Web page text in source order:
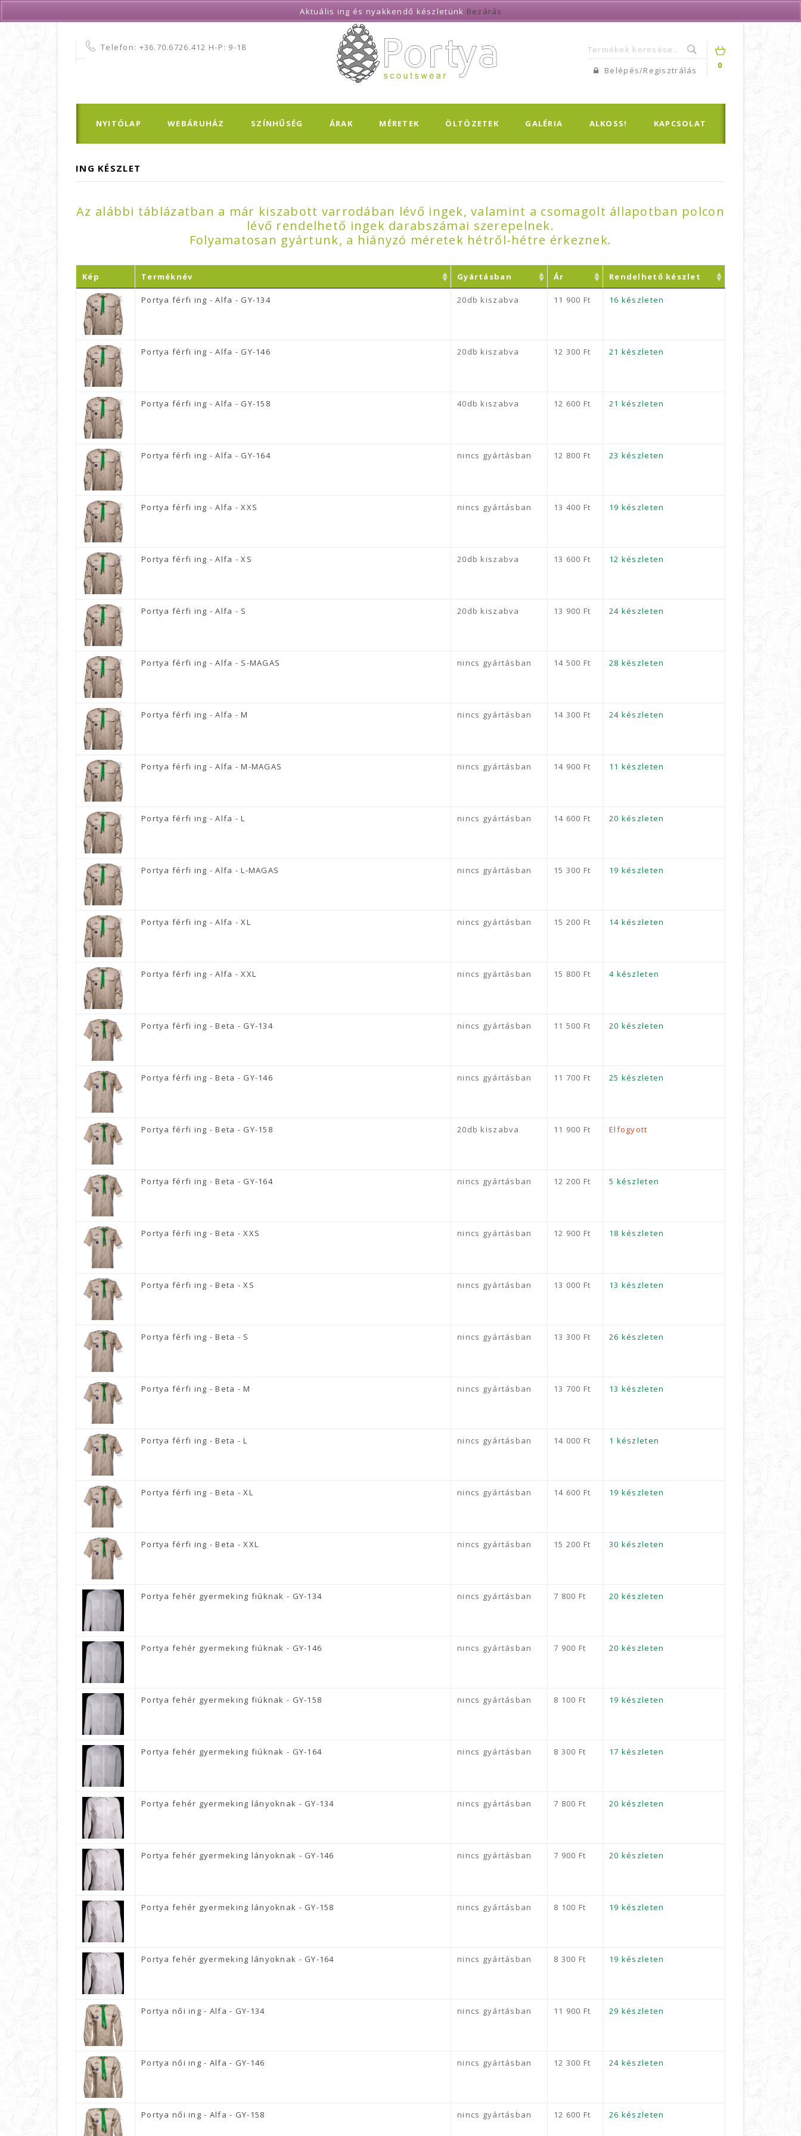
Telefon: +36.70.6726.412 H-P: 9-18
0
Belépés/Regisztrálás
NYITÓLAP WEBÁRUHÁZ SZÍNHŰSÉG ÁRAK MÉRETEK ÖLTÖZETEK GALÉRIA ALKOSS! KAPCSOLAT
ING KÉSZLET
Az alábbi táblázatban a már kiszabott varrodában lévő ingek, valamint a csomagolt állapotban polcon
lévő rendelhető ingek darabszámai szerepelnek.
Folyamatosan gyártunk, a hiányzó méretek hétről-hétre érkeznek.
Kép Terméknév Gyártásban Ár Rendelhető készlet
Portya férfi ing - Alfa - GY-134 20db kiszabva 11 900 Ft 16 készleten
Portya férfi ing - Alfa - GY-146 20db kiszabva 12 300 Ft 21 készleten
Portya férfi ing - Alfa - GY-158 40db kiszabva 12 600 Ft 21 készleten
Portya férfi ing - Alfa - GY-164 nincs gyártásban 12 800 Ft 23 készleten
Portya férfi ing - Alfa - XXS nincs gyártásban 13 400 Ft 19 készleten
Portya férfi ing - Alfa - XS 20db kiszabva 13 600 Ft 12 készleten
Portya férfi ing - Alfa - S 20db kiszabva 13 900 Ft 24 készleten
Portya férfi ing - Alfa - S-MAGAS nincs gyártásban 14 500 Ft 28 készleten
Portya férfi ing - Alfa - M nincs gyártásban 14 300 Ft 24 készleten
Portya férfi ing - Alfa - M-MAGAS nincs gyártásban 14 900 Ft 11 készleten
Portya férfi ing - Alfa - L nincs gyártásban 14 600 Ft 20 készleten
Portya férfi ing - Alfa - L-MAGAS nincs gyártásban 15 300 Ft 19 készleten
Portya férfi ing - Alfa - XL nincs gyártásban 15 200 Ft 14 készleten
Portya férfi ing - Alfa - XXL nincs gyártásban 15 800 Ft 4 készleten
Portya férfi ing - Beta - GY-134 nincs gyártásban 11 500 Ft 20 készleten
Portya férfi ing - Beta - GY-146 nincs gyártásban 11 700 Ft 25 készleten
Portya férfi ing - Beta - GY-158 20db kiszabva 11 900 Ft Elfogyott
Portya férfi ing - Beta - GY-164 nincs gyártásban 12 200 Ft 5 készleten
Portya férfi ing - Beta - XXS nincs gyártásban 12 900 Ft 18 készleten
Portya férfi ing - Beta - XS nincs gyártásban 13 000 Ft 13 készleten
Portya férfi ing - Beta - S nincs gyártásban 13 300 Ft 26 készleten
Portya férfi ing - Beta - M nincs gyártásban 13 700 Ft 13 készleten
Portya férfi ing - Beta - L nincs gyártásban 14 000 Ft 1 készleten
Portya férfi ing - Beta - XL nincs gyártásban 14 600 Ft 19 készleten
Portya férfi ing - Beta - XXL nincs gyártásban 15 200 Ft 30 készleten
Portya fehér gyermeking fiúknak - GY-134 nincs gyártásban 7 800 Ft 20 készleten
Portya fehér gyermeking fiúknak - GY-146 nincs gyártásban 7 900 Ft 20 készleten
Portya fehér gyermeking fiúknak - GY-158 nincs gyártásban 8 100 Ft 19 készleten
Portya fehér gyermeking fiúknak - GY-164 nincs gyártásban 8 300 Ft 17 készleten
Portya fehér gyermeking lányoknak - GY-134 nincs gyártásban 7 800 Ft 20 készleten
Portya fehér gyermeking lányoknak - GY-146 nincs gyártásban 7 900 Ft 20 készleten
Portya fehér gyermeking lányoknak - GY-158 nincs gyártásban 8 100 Ft 19 készleten
Portya fehér gyermeking lányoknak - GY-164 nincs gyártásban 8 300 Ft 19 készleten
Portya női ing - Alfa - GY-134 nincs gyártásban 11 900 Ft 29 készleten
Portya női ing - Alfa - GY-146 nincs gyártásban 12 300 Ft 24 készleten
Portya női ing - Alfa - GY-158 nincs gyártásban 12 600 Ft 26 készleten
Aktuális ing és nyakkendő készletünk Bezárás